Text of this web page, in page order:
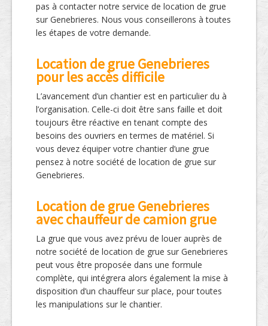
pas à contacter notre service de location de grue
sur Genebrieres. Nous vous conseillerons à toutes
les étapes de votre demande.
Location de grue Genebrieres
pour les accès difficile
L’avancement d’un chantier est en particulier du à
l’organisation. Celle-ci doit être sans faille et doit
toujours être réactive en tenant compte des
besoins des ouvriers en termes de matériel. Si
vous devez équiper votre chantier d’une grue
pensez à notre société de location de grue sur
Genebrieres.
Location de grue Genebrieres
avec chauffeur de camion grue
La grue que vous avez prévu de louer auprès de
notre société de location de grue sur Genebrieres
peut vous être proposée dans une formule
complète, qui intégrera alors également la mise à
disposition d’un chauffeur sur place, pour toutes
les manipulations sur le chantier.